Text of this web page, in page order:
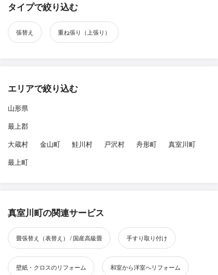
タイプで絞り込む
張替え 重ね張り（上張り）
エリアで絞り込む
山形県
最上郡
大蔵村
金山町 鮭川村 戸沢村 舟形町
真室川町
最上町
真室川町の関連サービス
畳張替え（表替え） / 国産高級畳 手すり取り付け
壁紙・クロスのリフォーム 和室から洋室へリフォーム